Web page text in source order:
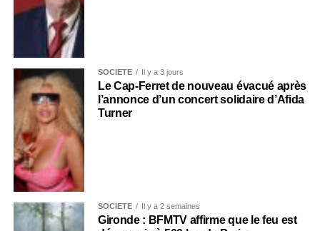
SOCIÉTÉ Il y a 3 jours
Le Cap-Ferret de nouveau évacué après
l’annonce d’un concert solidaire d’Afida
Turner
SOCIÉTÉ Il y a 2 semaines
Gironde : BFMTV affirme que le feu est